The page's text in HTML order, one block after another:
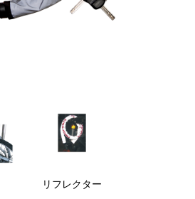
リフレクター